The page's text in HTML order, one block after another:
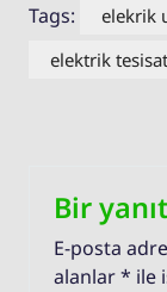
Tags: elekrik
elektrik
Bir
E-posta
alanlar* ile